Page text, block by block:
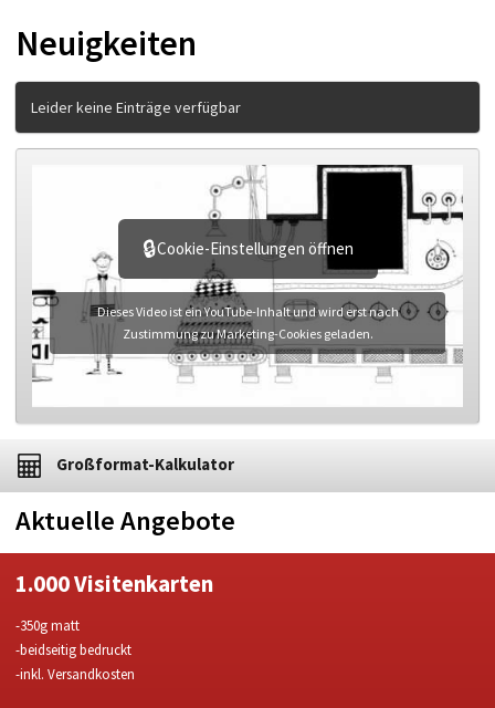
Neuigkeiten
Leider keine Einträge verfügbar
🔒Cookie-Einstellungen öffnen
Dieses Video ist ein YouTube-Inhalt und wird erst nach
Zustimmung zu Marketing-Cookies geladen.
Großformat-Kalkulator
Aktuelle Angebote
1.000 Visitenkarten
-350g matt
-beidseitig bedruckt
-inkl. Versandkosten